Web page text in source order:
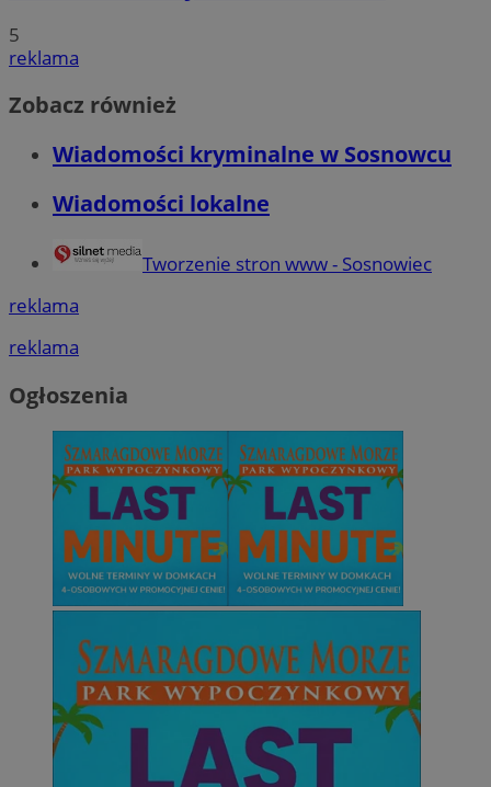
5
reklama
Zobacz również
Wiadomości kryminalne w Sosnowcu
Wiadomości lokalne
Tworzenie stron www - Sosnowiec
reklama
reklama
Ogłoszenia